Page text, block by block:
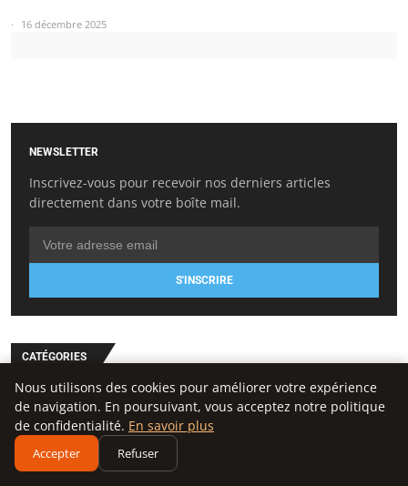
16 décembre 2025
NEWSLETTER
Inscrivez-vous pour recevoir nos derniers articles
directement dans votre boîte mail.
S'INSCRIRE
CATÉGORIES
Création d’entreprise
General
Gestion et finances
Innovation et technologie
Juridique et fiscalité
Nous utilisons des cookies pour améliorer votre expérience
de navigation. En poursuivant, vous acceptez notre politique
de confidentialité. En savoir plus
Accepter Refuser